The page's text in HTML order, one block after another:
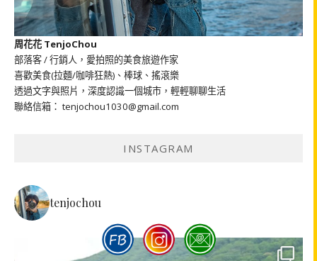
周花花 TenjoChou
部落客 / 行銷人，愛拍照的美食旅遊作家
喜歡美食(拉麵/咖啡狂熱)、棒球、搖滾樂
透過文字與照片，深度認識一個城市，輕輕聊聊生活
聯絡信箱： tenjochou1030@gmail.com
INSTAGRAM
tenjochou